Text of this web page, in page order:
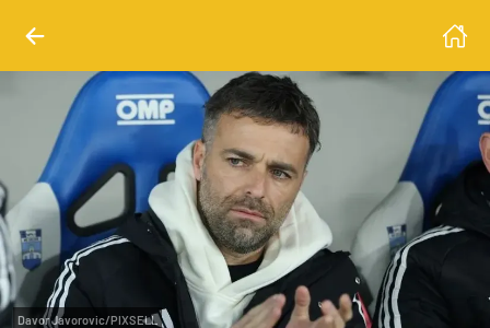
Davor Javorovic/PIXSELL